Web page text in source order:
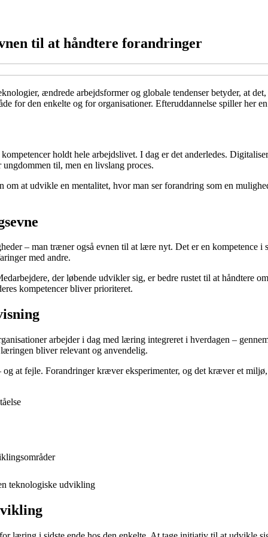
til at håndtere forandringer
ændrede arbejdsformer og globale tendenser betyder, at
for den enkelte og for organisationer. Efteruddannelse spiller her
holdt hele arbejdslivet. I dag er det anderledes.
til, men en livslang proces.
at udvikle en mentalitet, hvor man ser forandring som en
– man træner også evnen til at lære nyt. Det er en kompetence
med andre.
der løbende udvikler sig, er bedre rustet til at håndtere
kompetencer bliver prioriteret.
arbejder i dag med læring integreret i hverdagen –
bliver relevant og anvendelig.
at fejle. Forandringer kræver eksperimenter, og det kræver et
teknologiske udvikling